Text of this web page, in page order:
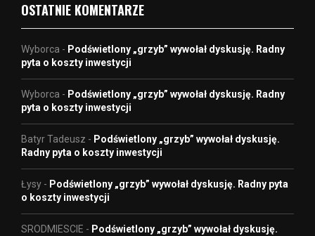
OSTATNIE KOMENTARZE
Wyborca - Podświetlony „grzyb” wywołał dyskusję. Radny
pyta o koszty inwestycji
Wyborca - Podświetlony „grzyb” wywołał dyskusję. Radny
pyta o koszty inwestycji
Batyr Tadeusz - Podświetlony „grzyb” wywołał dyskusję.
Radny pyta o koszty inwestycji
Łysy - Podświetlony „grzyb” wywołał dyskusję. Radny pyta
o koszty inwestycji
SRODMIESCIE - Podświetlony „grzyb” wywołał dyskusję.